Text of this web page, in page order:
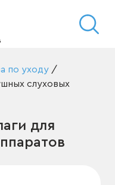
по уходу /
слуховых
для